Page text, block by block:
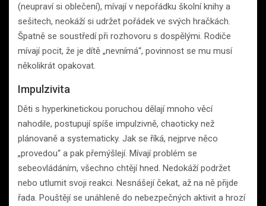
(neupraví si oblečení), mívají v nepořádku školní knihy a
sešitech, neokáží si udržet pořádek ve svých hračkách.
Špatně se soustředí při rozhovoru s dospělými. Rodiče
mívají pocit, že je dítě „nevnímá“, povinnost se mu musí
několikrát opakovat.
Impulzivita
Děti s hyperkinetickou poruchou dělají mnoho věcí
nahodile, postupují spíše impulzivně, chaoticky než
plánovaně a systematicky. Jak se říká, nejprve něco
„provedou“ a pak přemýšlejí. Mívají problém se
sebeovládáním, všechno chtějí hned. Nedokáží podržet
nebo utlumit svoji reakci. Nesnášejí čekat, až na ně přijde
řada. Pouštějí se unáhleně do nebezpečných aktivit a hrozí